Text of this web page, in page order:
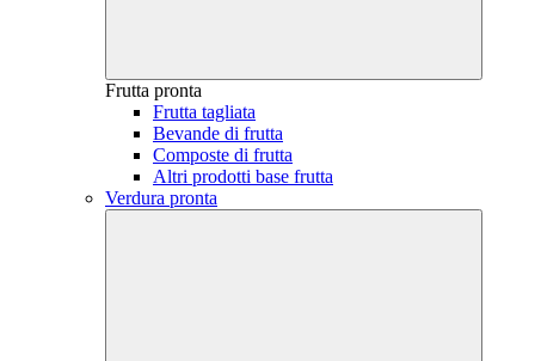
Frutta pronta
Frutta tagliata
Bevande di frutta
Composte di frutta
Altri prodotti base frutta
Verdura pronta